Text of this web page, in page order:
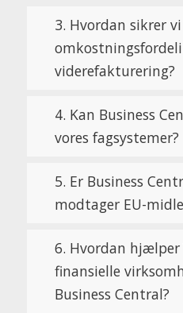
3. Hvordan sikrer
viderefakturering?
4. Kan Business
vores fagsystemer?
5. Er Business
modtager EU-
6. Hvordan hjælper
finansielle
Business Central?